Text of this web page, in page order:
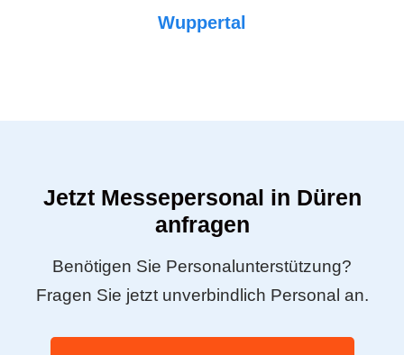
Wuppertal
Jetzt Messepersonal in Düren
anfragen
Benötigen Sie Personalunterstützung?
Fragen Sie jetzt unverbindlich Personal an.